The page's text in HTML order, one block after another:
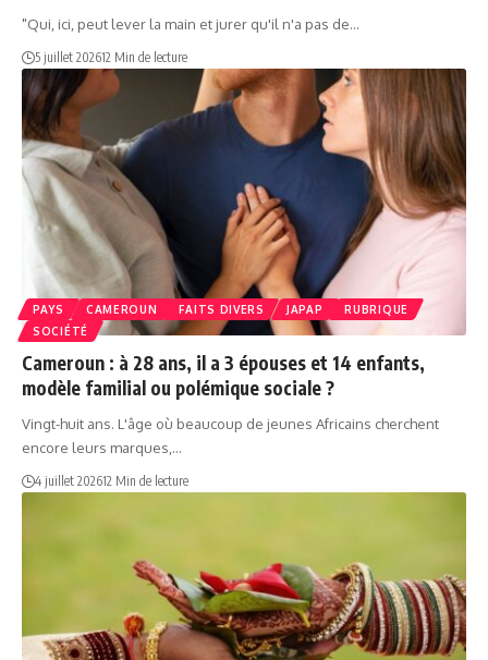
"Qui, ici, peut lever la main et jurer qu'il n'a pas de…
5 juillet 202612 Min de lecture
PAYS CAMEROUN FAITS DIVERS JAPAP
RUBRIQUE
SOCIÉTÉ
Cameroun : à 28 ans, il a 3 épouses et 14 enfants,
modèle familial ou polémique sociale ?
Vingt-huit ans. L'âge où beaucoup de jeunes Africains cherchent
encore leurs marques,…
4 juillet 202612 Min de lecture